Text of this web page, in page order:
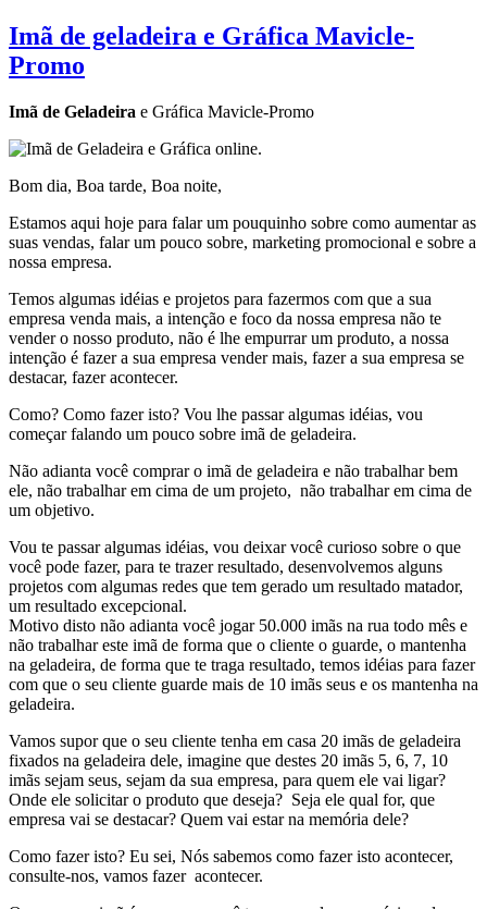
Imã de geladeira e Gráfica Mavicle-
Promo
Imã de Geladeira e Gráfica Mavicle-Promo
Bom dia, Boa tarde, Boa noite,
Estamos aqui hoje para falar um pouquinho sobre como aumentar as
suas vendas, falar um pouco sobre, marketing promocional e sobre a
nossa empresa.
Temos algumas idéias e projetos para fazermos com que a sua
empresa venda mais, a intenção e foco da nossa empresa não te
vender o nosso produto, não é lhe empurrar um produto, a nossa
intenção é fazer a sua empresa vender mais, fazer a sua empresa se
destacar, fazer acontecer.
Como? Como fazer isto? Vou lhe passar algumas idéias, vou
começar falando um pouco sobre imã de geladeira.
Não adianta você comprar o imã de geladeira e não trabalhar bem
ele, não trabalhar em cima de um projeto, não trabalhar em cima de
um objetivo.
Vou te passar algumas idéias, vou deixar você curioso sobre o que
você pode fazer, para te trazer resultado, desenvolvemos alguns
projetos com algumas redes que tem gerado um resultado matador,
um resultado excepcional.
Motivo disto não adianta você jogar 50.000 imãs na rua todo mês e
não trabalhar este imã de forma que o cliente o guarde, o mantenha
na geladeira, de forma que te traga resultado, temos idéias para fazer
com que o seu cliente guarde mais de 10 imãs seus e os mantenha na
geladeira.
Vamos supor que o seu cliente tenha em casa 20 imãs de geladeira
fixados na geladeira dele, imagine que destes 20 imãs 5, 6, 7, 10
imãs sejam seus, sejam da sua empresa, para quem ele vai ligar?
Onde ele solicitar o produto que deseja? Seja ele qual for, que
empresa vai se destacar? Quem vai estar na memória dele?
Como fazer isto? Eu sei, Nós sabemos como fazer isto acontecer,
consulte-nos, vamos fazer acontecer.